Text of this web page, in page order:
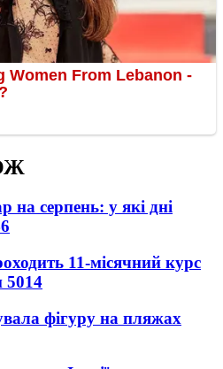
на серпень: у які дні
11-місячний курс
5014
фігуру на пляжах